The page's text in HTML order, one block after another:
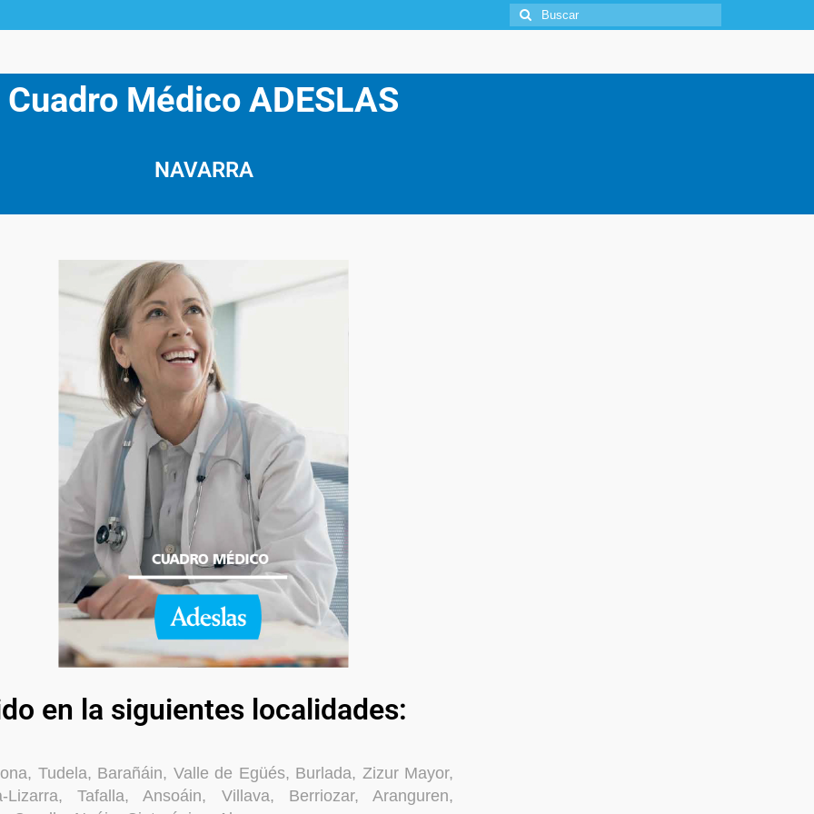
Cuadro Médico ADESLAS
NAVARRA
en la siguientes localidades:
Tudela, Barañáin, Valle de Egüés, Burlada, Zizur Mayor,
Lizarra, Tafalla, Ansoáin, Villava, Berriozar, Aranguren,